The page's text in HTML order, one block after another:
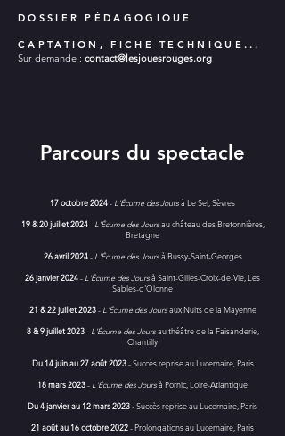
DOSSIER PÉDAGOGIQUE
CAPTATION, FICHE TECHNIQUE...
Sur demande : contact@lesjouesrouges.org
Parcours du spectacle
17 octobre 2024- L'Écume des Joursà Le Sel, Sèvres
19 & 20 juillet 2024- L'Écume des Joursau château des Bretonnières,
Bretagne
26 avril 2024- L'Écume des Joursà Bussy-Saint-Georges
26 janvier 2024- L'Écume des Joursà Saint-Gilles-Croix-de-Vie, Les
Sables-d'Olonne
21 & 22 juillet 2023- L'Écume des Joursaux Nuits de la Mayenne
8 & 9 juillet 2023- L'Écume des Joursau théâtre de la Faisanderie,
Chantilly
Du 14 juin au 27 août 2023- Succès reprise au Lucernaire, Paris
18 mars 2023- L'Écume des Joursà Pornic, Loire-Atlantique
Du 4 janvier au 12 mars 2023- Succès reprise au Lucernaire, Paris
21 août au 16 octobre 2022- Prolongations au Lucernaire, Paris